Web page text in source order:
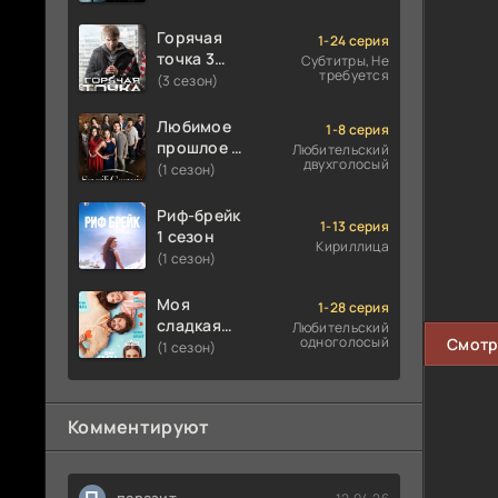
Горячая
точка 3
сезон
(3 сезон)
1-24 серия
Субтитры, Не
требуется
Любимое
прошлое 1
сезон
(1 сезон)
1-8 серия
Любительский
двухголосый
Риф-брейк
1 сезон
(1 сезон)
1-13 серия
Кириллица
Моя
сладкая
ложь 1
(1 сезон)
1-28 серия
Любительский
одноголосый
Комментируют